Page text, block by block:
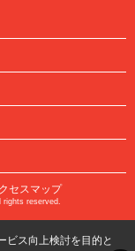
クセスマップ
rights reserved.
ビス向上検討を目的と